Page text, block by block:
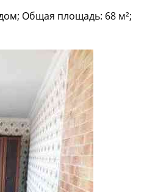
Общая площадь: 68 м²;